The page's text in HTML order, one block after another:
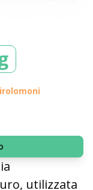
utilizzata